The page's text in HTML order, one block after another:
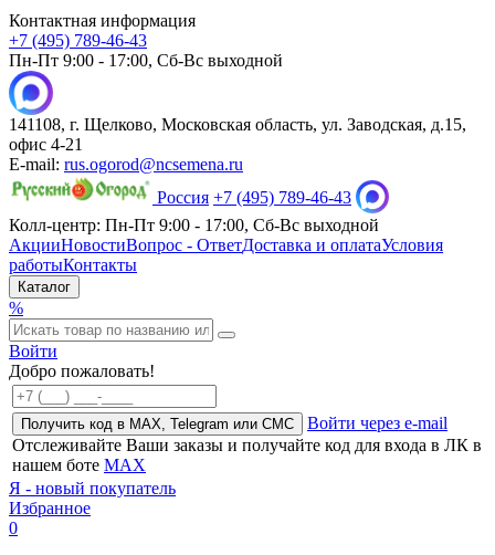
Контактная информация
+7 (495) 789-46-43
Пн-Пт 9:00 - 17:00, Сб-Вс выходной
141108, г. Щелково, Московская область, ул. Заводская, д.15,
офис 4-21
E-mail: rus.ogorod@ncsemena.ru
Россия +7 (495) 789-46-43
Колл-центр: Пн-Пт 9:00 - 17:00, Сб-Вс выходной
АкцииНовостиВопрос - ОтветДоставка и оплатаУсловия
работыКонтакты
Каталог
%
Войти
Добро пожаловать!
Получить код в MAX, Telegram или СМС
Войти через e-mail
Отслеживайте Ваши заказы и получайте код для входа в ЛК в
нашем боте MAX
Я - новый покупатель
Избранное
0